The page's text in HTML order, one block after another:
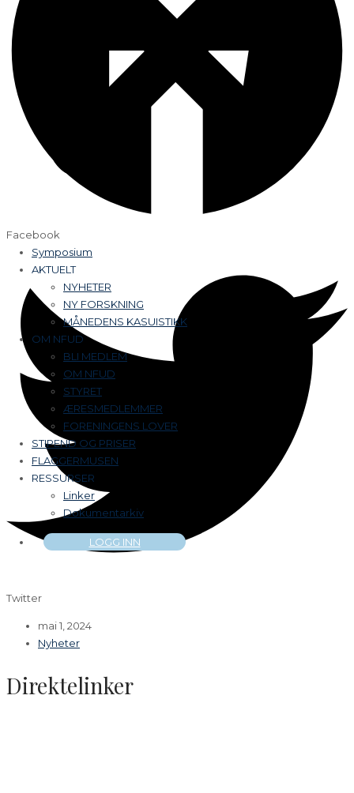
Symposium
AKTUELT
NYHETER
NY FORSKNING
MÅNEDENS KASUISTIKK
OM NFUD
BLI MEDLEM
OM NFUD
STYRET
ÆRESMEDLEMMER
FORENINGENS LOVER
STIPEND OG PRISER
FLAGGERMUSEN
RESSURSER
Linker
Dokumentarkiv
LOGG INN
Facebook
Twitter
mai 1, 2024
Nyheter
Direktelinker